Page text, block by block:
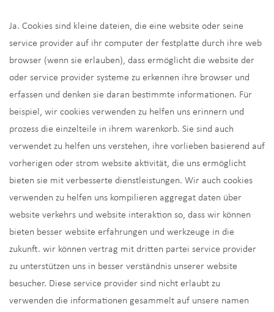
Ja. Cookies sind kleine dateien, die eine website oder seine
service provider auf ihr computer der festplatte durch ihre web
browser (wenn sie erlauben), dass ermöglicht die website der
oder service provider systeme zu erkennen ihre browser und
erfassen und denken sie daran bestimmte informationen. Für
beispiel, wir cookies verwenden zu helfen uns erinnern und
prozess die einzelteile in ihrem warenkorb. Sie sind auch
verwendet zu helfen uns verstehen, ihre vorlieben basierend auf
vorherigen oder strom website aktivität, die uns ermöglicht
bieten sie mit verbesserte dienstleistungen. Wir auch cookies
verwenden zu helfen uns kompilieren aggregat daten über
website verkehrs und website interaktion so, dass wir können
bieten besser website erfahrungen und werkzeuge in die
zukunft. wir können vertrag mit dritten partei service provider
zu unterstützen uns in besser verständnis unserer website
besucher. Diese service provider sind nicht erlaubt zu
verwenden die informationen gesammelt auf unsere namen